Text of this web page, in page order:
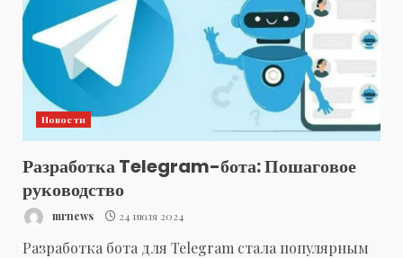
Новости
Разработка Telegram-бота: Пошаговое
руководство
mrnews 24 июля 2024
Разработка бота для Telegram стала популярным